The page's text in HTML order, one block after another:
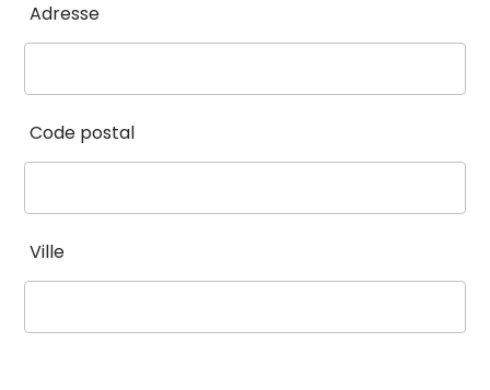
Adresse
Code postal
Ville